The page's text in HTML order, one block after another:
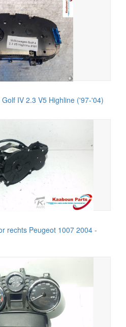
IV 2.3 V5 Highline ('97-'04)
rechts Peugeot 1007 2004 -